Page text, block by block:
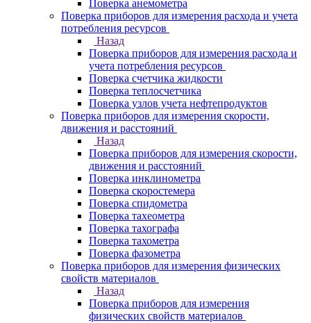
Поверка анемометра
Поверка приборов для измерения расхода и учета
потребления ресурсов
Назад
Поверка приборов для измерения расхода и
учета потребления ресурсов
Поверка счетчика жидкости
Поверка теплосчетчика
Поверка узлов учета нефтепродуктов
Поверка приборов для измерения скорости,
движения и расстояний
Назад
Поверка приборов для измерения скорости,
движения и расстояний
Поверка инклинометра
Поверка скоростемера
Поверка спидометра
Поверка тахеометра
Поверка тахографа
Поверка тахометра
Поверка фазометра
Поверка приборов для измерения физических
свойств материалов
Назад
Поверка приборов для измерения
физических свойств материалов